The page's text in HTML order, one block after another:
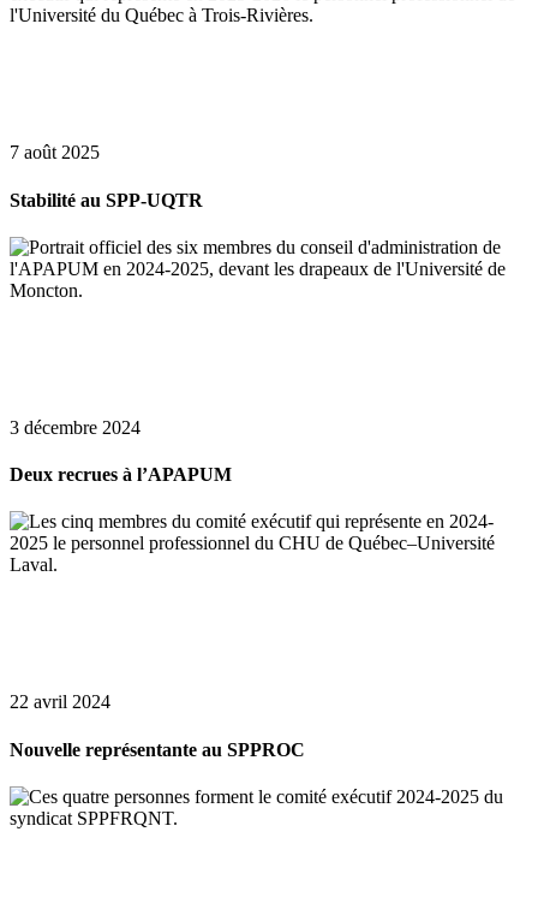
7 août 2025
Stabilité au SPP-UQTR
3 décembre 2024
Deux recrues à l’APAPUM
22 avril 2024
Nouvelle représentante au SPPROC